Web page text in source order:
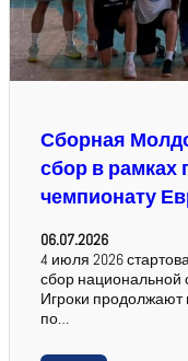
Сборная
сбор в рамках
чемпионату
06.07.2026
4 июля 2026
сбор национальной
Игроки продолжают
по…